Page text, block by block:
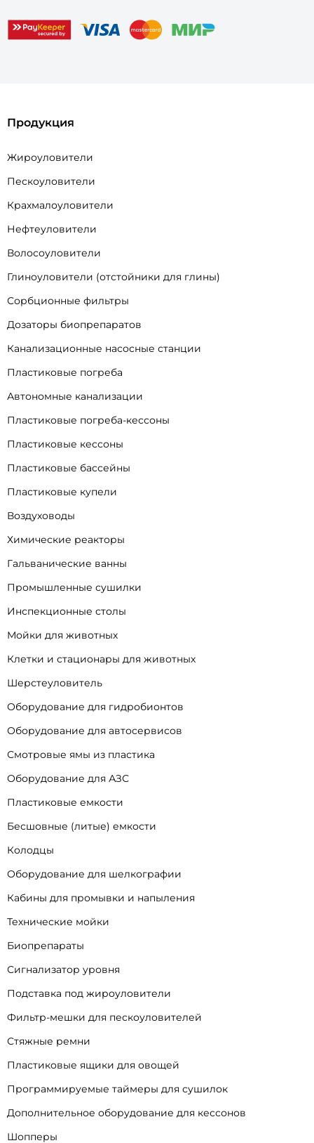
Продукция
Жироуловители
Пескоуловители
Крахмалоуловители
Нефтеуловители
Волосоуловители
Глиноуловители (отстойники для глины)
Сорбционные фильтры
Дозаторы биопрепаратов
Канализационные насосные станции
Пластиковые погреба
Автономные канализации
Пластиковые погреба-кессоны
Пластиковые кессоны
Пластиковые бассейны
Пластиковые купели
Воздуховоды
Химические реакторы
Гальванические ванны
Промышленные сушилки
Инспекционные столы
Мойки для животных
Клетки и стационары для животных
Шерстеуловитель
Оборудование для гидробионтов
Оборудование для автосервисов
Смотровые ямы из пластика
Оборудование для АЗС
Пластиковые емкости
Бесшовные (литые) емкости
Колодцы
Оборудование для шелкографии
Кабины для промывки и напыления
Технические мойки
Биопрепараты
Сигнализатор уровня
Подставка под жироуловители
Фильтр-мешки для пескоуловителей
Стяжные ремни
Пластиковые ящики для овощей
Программируемые таймеры для сушилок
Дополнительное оборудование для кессонов
Шопперы